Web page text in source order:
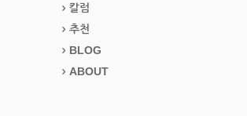
칼럼
추천
BLOG
ABOUT